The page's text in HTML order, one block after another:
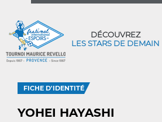
DÉCOUVREZ
LES STARS DE DEMAIN
FICHE D'IDENTITÉ
YOHEI HAYASHI